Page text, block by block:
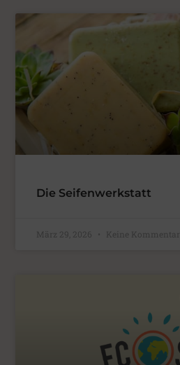
Die Seifenwerkstatt
März 29, 2026 Keine Kommentare